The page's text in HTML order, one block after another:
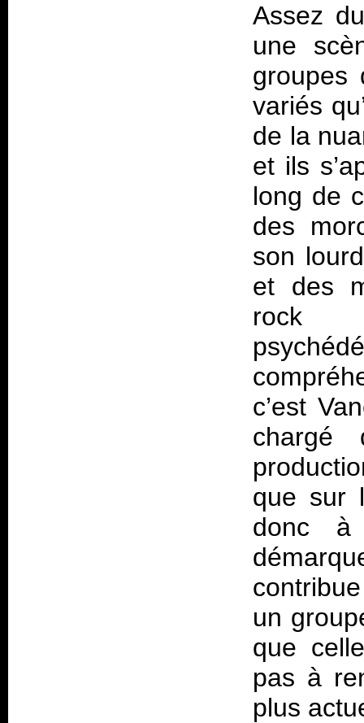
Assez
une
groupes
variés
de la
et ils
long de
des
son
et des
rock
c’est
que sur
donc
un
que
pas à
plus